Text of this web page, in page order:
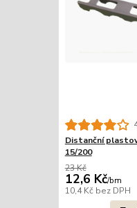
Distanční
15/200
23 Kč
12,6 Kč/bm
10,4 Kč bez DPH